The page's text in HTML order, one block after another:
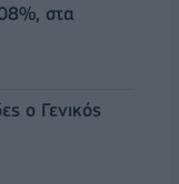
στα
ο Γενικός